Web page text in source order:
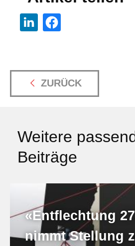
ZURÜCK
Weitere
Beiträge
«Entflechtung
nimmt Stellung